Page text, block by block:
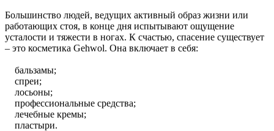
Большинство людей, ведущих активный образ жизни или
работающих стоя, в конце дня испытывают ощущение
усталости и тяжести в ногах. К счастью, спасение существует
– это косметика Gehwol. Она включает в себя:
бальзамы;
спреи;
лосьоны;
профессиональные средства;
лечебные кремы;
пластыри.